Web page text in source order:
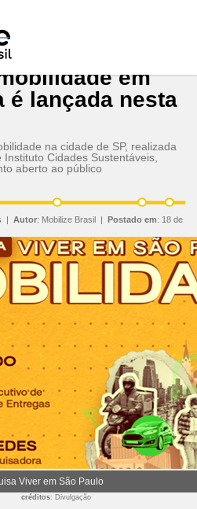
em
é lançada nesta
na cidade de SP, realizada
Cidades Sustentáveis,
aberto ao público
| Autor: Mobilize Brasil | Postado em: 18 de
Viver em São Paulo
créditos: Divulgação